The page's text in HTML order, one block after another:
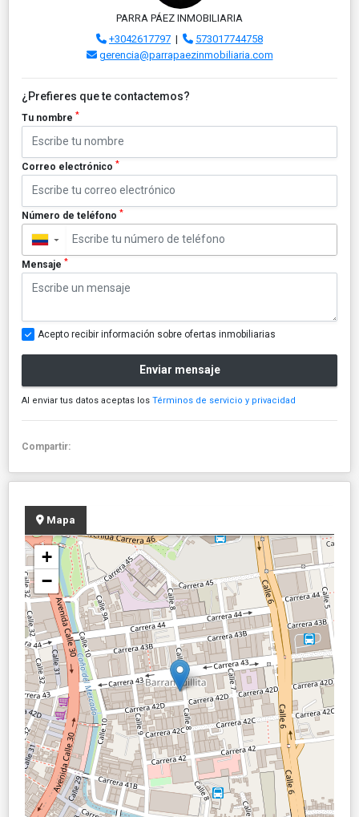
PARRA PÁEZ INMOBILIARIA
+3042617797 |
573017744758
gerencia@parrapaezinmobiliaria.com
¿Prefieres que te contactemos?
Tu nombre *
Correo electrónico *
Número de teléfono *
▼
Mensaje *
Acepto recibir información sobre ofertas inmobiliarias
Enviar mensaje
Al enviar tus datos aceptas los Términos de servicio y privacidad
Compartir:
Mapa
+
−